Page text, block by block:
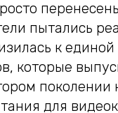
пытались
к
которые
поколении
для